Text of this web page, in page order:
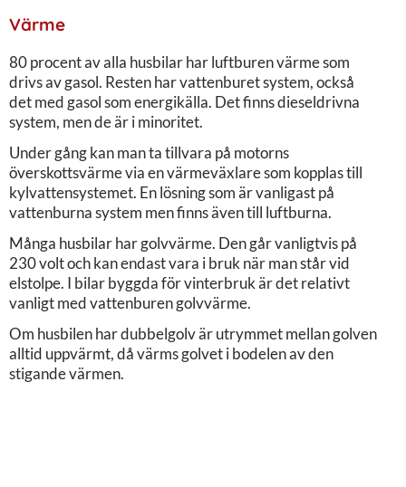
Värme
80 procent av alla husbilar har luftburen värme som
drivs av gasol. Resten har vattenburet system, också
det med gasol som energikälla. Det finns dieseldrivna
system, men de är i minoritet.
Under gång kan man ta tillvara på motorns
överskottsvärme via en värmeväxlare som kopplas till
kylvattensystemet. En lösning som är vanligast på
vattenburna system men finns även till luftburna.
Många husbilar har golvvärme. Den går vanligtvis på
230 volt och kan endast vara i bruk när man står vid
elstolpe. I bilar byggda för vinterbruk är det relativt
vanligt med vattenburen golvvärme.
Om husbilen har dubbelgolv är utrymmet mellan golven
alltid uppvärmt, då värms golvet i bodelen av den
stigande värmen.